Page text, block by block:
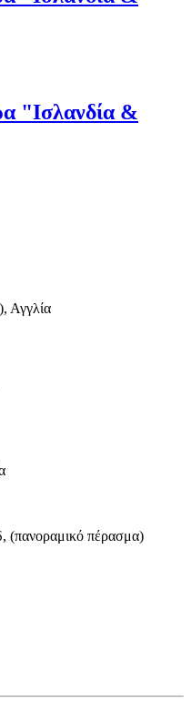
"Ισλανδία &
Αγγλία
(πανοραμικό πέρασμα)